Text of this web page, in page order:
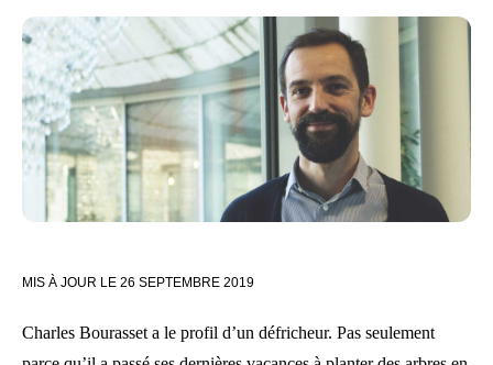
MIS À JOUR LE 26 SEPTEMBRE 2019
Charles Bourasset a le profil d’un défricheur. Pas seulement